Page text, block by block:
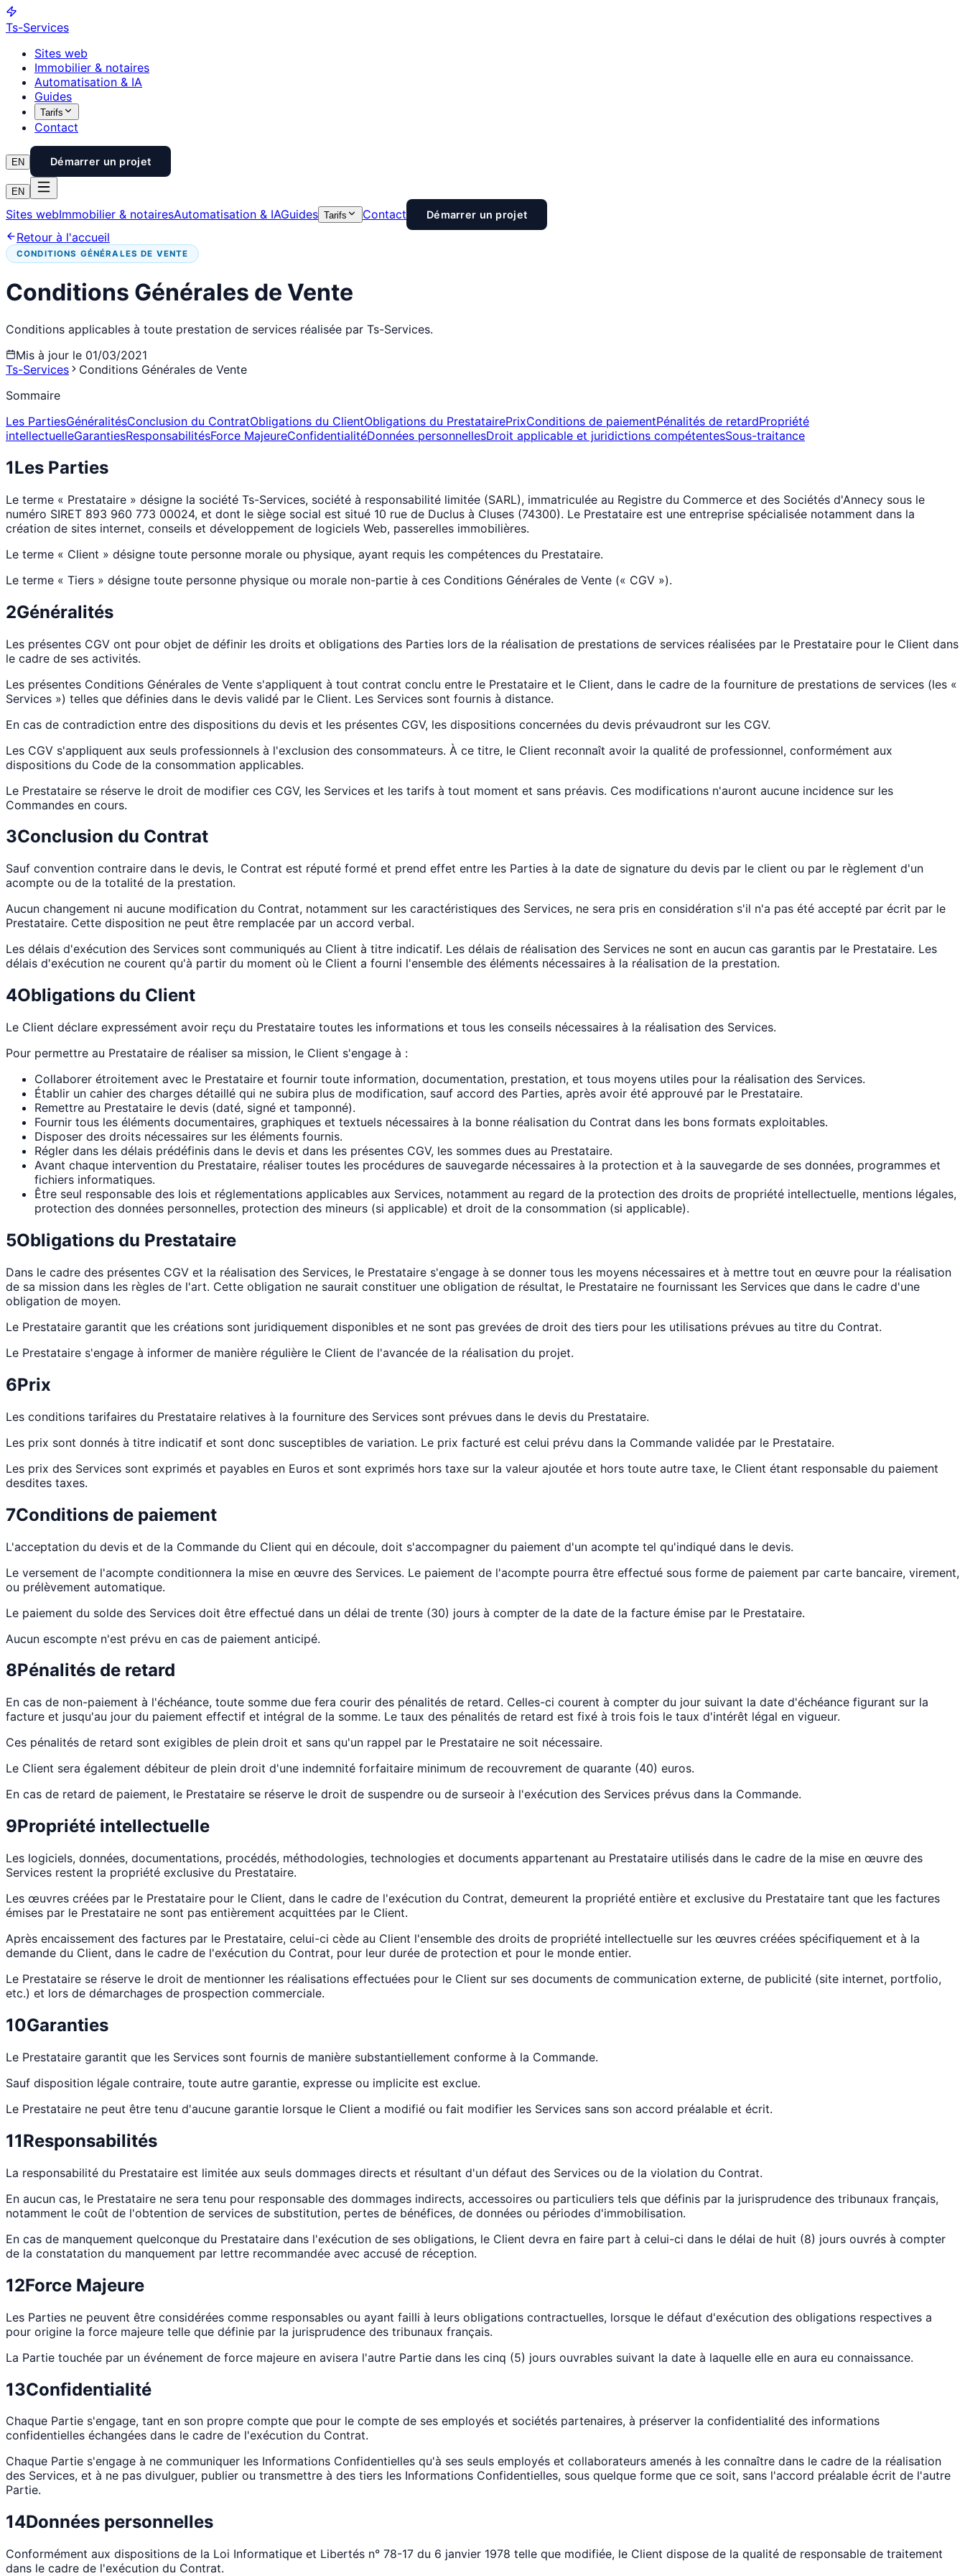
Ts-Services
Sites web
Immobilier & notaires
Automatisation & IA
Guides
Tarifs
Contact
EN Démarrer un projet
EN
Sites webImmobilier & notairesAutomatisation & IAGuides Tarifs Contact Démarrer un projet
Retour à l'accueil
CONDITIONS GÉNÉRALES DE VENTE
Conditions Générales de Vente
Conditions applicables à toute prestation de services réalisée par Ts-Services.
Mis à jour le 01/03/2021
Ts-Services
Conditions Générales de Vente
Sommaire
Les PartiesGénéralitésConclusion du ContratObligations du ClientObligations du PrestatairePrixConditions de paiementPénalités de retardPropriété
intellectuelleGarantiesResponsabilitésForce MajeureConfidentialitéDonnées personnellesDroit applicable et juridictions compétentesSous-traitance
1Les Parties
Le terme « Prestataire » désigne la société Ts-Services, société à responsabilité limitée (SARL), immatriculée au Registre du Commerce et des Sociétés d'Annecy sous le
numéro SIRET 893 960 773 00024, et dont le siège social est situé 10 rue de Duclus à Cluses (74300). Le Prestataire est une entreprise spécialisée notamment dans la
création de sites internet, conseils et développement de logiciels Web, passerelles immobilières.
Le terme « Client » désigne toute personne morale ou physique, ayant requis les compétences du Prestataire.
Le terme « Tiers » désigne toute personne physique ou morale non-partie à ces Conditions Générales de Vente (« CGV »).
2Généralités
Les présentes CGV ont pour objet de définir les droits et obligations des Parties lors de la réalisation de prestations de services réalisées par le Prestataire pour le Client dans
le cadre de ses activités.
Les présentes Conditions Générales de Vente s'appliquent à tout contrat conclu entre le Prestataire et le Client, dans le cadre de la fourniture de prestations de services (les «
Services ») telles que définies dans le devis validé par le Client. Les Services sont fournis à distance.
En cas de contradiction entre des dispositions du devis et les présentes CGV, les dispositions concernées du devis prévaudront sur les CGV.
Les CGV s'appliquent aux seuls professionnels à l'exclusion des consommateurs. À ce titre, le Client reconnaît avoir la qualité de professionnel, conformément aux
dispositions du Code de la consommation applicables.
Le Prestataire se réserve le droit de modifier ces CGV, les Services et les tarifs à tout moment et sans préavis. Ces modifications n'auront aucune incidence sur les
Commandes en cours.
3Conclusion du Contrat
Sauf convention contraire dans le devis, le Contrat est réputé formé et prend effet entre les Parties à la date de signature du devis par le client ou par le règlement d'un
acompte ou de la totalité de la prestation.
Aucun changement ni aucune modification du Contrat, notamment sur les caractéristiques des Services, ne sera pris en considération s'il n'a pas été accepté par écrit par le
Prestataire. Cette disposition ne peut être remplacée par un accord verbal.
Les délais d'exécution des Services sont communiqués au Client à titre indicatif. Les délais de réalisation des Services ne sont en aucun cas garantis par le Prestataire. Les
délais d'exécution ne courent qu'à partir du moment où le Client a fourni l'ensemble des éléments nécessaires à la réalisation de la prestation.
4Obligations du Client
Le Client déclare expressément avoir reçu du Prestataire toutes les informations et tous les conseils nécessaires à la réalisation des Services.
Pour permettre au Prestataire de réaliser sa mission, le Client s'engage à :
Collaborer étroitement avec le Prestataire et fournir toute information, documentation, prestation, et tous moyens utiles pour la réalisation des Services.
Établir un cahier des charges détaillé qui ne subira plus de modification, sauf accord des Parties, après avoir été approuvé par le Prestataire.
Remettre au Prestataire le devis (daté, signé et tamponné).
Fournir tous les éléments documentaires, graphiques et textuels nécessaires à la bonne réalisation du Contrat dans les bons formats exploitables.
Disposer des droits nécessaires sur les éléments fournis.
Régler dans les délais prédéfinis dans le devis et dans les présentes CGV, les sommes dues au Prestataire.
Avant chaque intervention du Prestataire, réaliser toutes les procédures de sauvegarde nécessaires à la protection et à la sauvegarde de ses données, programmes et
fichiers informatiques.
Être seul responsable des lois et réglementations applicables aux Services, notamment au regard de la protection des droits de propriété intellectuelle, mentions légales,
protection des données personnelles, protection des mineurs (si applicable) et droit de la consommation (si applicable).
5Obligations du Prestataire
Dans le cadre des présentes CGV et la réalisation des Services, le Prestataire s'engage à se donner tous les moyens nécessaires et à mettre tout en œuvre pour la réalisation
de sa mission dans les règles de l'art. Cette obligation ne saurait constituer une obligation de résultat, le Prestataire ne fournissant les Services que dans le cadre d'une
obligation de moyen.
Le Prestataire garantit que les créations sont juridiquement disponibles et ne sont pas grevées de droit des tiers pour les utilisations prévues au titre du Contrat.
Le Prestataire s'engage à informer de manière régulière le Client de l'avancée de la réalisation du projet.
6Prix
Les conditions tarifaires du Prestataire relatives à la fourniture des Services sont prévues dans le devis du Prestataire.
Les prix sont donnés à titre indicatif et sont donc susceptibles de variation. Le prix facturé est celui prévu dans la Commande validée par le Prestataire.
Les prix des Services sont exprimés et payables en Euros et sont exprimés hors taxe sur la valeur ajoutée et hors toute autre taxe, le Client étant responsable du paiement
desdites taxes.
7Conditions de paiement
L'acceptation du devis et de la Commande du Client qui en découle, doit s'accompagner du paiement d'un acompte tel qu'indiqué dans le devis.
Le versement de l'acompte conditionnera la mise en œuvre des Services. Le paiement de l'acompte pourra être effectué sous forme de paiement par carte bancaire, virement,
ou prélèvement automatique.
Le paiement du solde des Services doit être effectué dans un délai de trente (30) jours à compter de la date de la facture émise par le Prestataire.
Aucun escompte n'est prévu en cas de paiement anticipé.
8Pénalités de retard
En cas de non-paiement à l'échéance, toute somme due fera courir des pénalités de retard. Celles-ci courent à compter du jour suivant la date d'échéance figurant sur la
facture et jusqu'au jour du paiement effectif et intégral de la somme. Le taux des pénalités de retard est fixé à trois fois le taux d'intérêt légal en vigueur.
Ces pénalités de retard sont exigibles de plein droit et sans qu'un rappel par le Prestataire ne soit nécessaire.
Le Client sera également débiteur de plein droit d'une indemnité forfaitaire minimum de recouvrement de quarante (40) euros.
En cas de retard de paiement, le Prestataire se réserve le droit de suspendre ou de surseoir à l'exécution des Services prévus dans la Commande.
9Propriété intellectuelle
Les logiciels, données, documentations, procédés, méthodologies, technologies et documents appartenant au Prestataire utilisés dans le cadre de la mise en œuvre des
Services restent la propriété exclusive du Prestataire.
Les œuvres créées par le Prestataire pour le Client, dans le cadre de l'exécution du Contrat, demeurent la propriété entière et exclusive du Prestataire tant que les factures
émises par le Prestataire ne sont pas entièrement acquittées par le Client.
Après encaissement des factures par le Prestataire, celui-ci cède au Client l'ensemble des droits de propriété intellectuelle sur les œuvres créées spécifiquement et à la
demande du Client, dans le cadre de l'exécution du Contrat, pour leur durée de protection et pour le monde entier.
Le Prestataire se réserve le droit de mentionner les réalisations effectuées pour le Client sur ses documents de communication externe, de publicité (site internet, portfolio,
etc.) et lors de démarchages de prospection commerciale.
10Garanties
Le Prestataire garantit que les Services sont fournis de manière substantiellement conforme à la Commande.
Sauf disposition légale contraire, toute autre garantie, expresse ou implicite est exclue.
Le Prestataire ne peut être tenu d'aucune garantie lorsque le Client a modifié ou fait modifier les Services sans son accord préalable et écrit.
11Responsabilités
La responsabilité du Prestataire est limitée aux seuls dommages directs et résultant d'un défaut des Services ou de la violation du Contrat.
En aucun cas, le Prestataire ne sera tenu pour responsable des dommages indirects, accessoires ou particuliers tels que définis par la jurisprudence des tribunaux français,
notamment le coût de l'obtention de services de substitution, pertes de bénéfices, de données ou périodes d'immobilisation.
En cas de manquement quelconque du Prestataire dans l'exécution de ses obligations, le Client devra en faire part à celui-ci dans le délai de huit (8) jours ouvrés à compter
de la constatation du manquement par lettre recommandée avec accusé de réception.
12Force Majeure
Les Parties ne peuvent être considérées comme responsables ou ayant failli à leurs obligations contractuelles, lorsque le défaut d'exécution des obligations respectives a
pour origine la force majeure telle que définie par la jurisprudence des tribunaux français.
La Partie touchée par un événement de force majeure en avisera l'autre Partie dans les cinq (5) jours ouvrables suivant la date à laquelle elle en aura eu connaissance.
13Confidentialité
Chaque Partie s'engage, tant en son propre compte que pour le compte de ses employés et sociétés partenaires, à préserver la confidentialité des informations
confidentielles échangées dans le cadre de l'exécution du Contrat.
Chaque Partie s'engage à ne communiquer les Informations Confidentielles qu'à ses seuls employés et collaborateurs amenés à les connaître dans le cadre de la réalisation
des Services, et à ne pas divulguer, publier ou transmettre à des tiers les Informations Confidentielles, sous quelque forme que ce soit, sans l'accord préalable écrit de l'autre
Partie.
14Données personnelles
Conformément aux dispositions de la Loi Informatique et Libertés n° 78-17 du 6 janvier 1978 telle que modifiée, le Client dispose de la qualité de responsable de traitement
dans le cadre de l'exécution du Contrat.